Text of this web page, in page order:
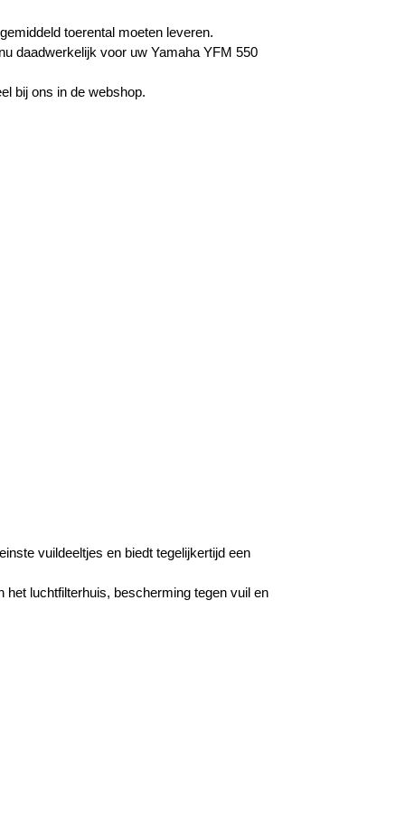
toerental moeten leveren.
daadwerkelijk voor uw Yamaha YFM 550
bij ons in de webshop.
vuildeeltjes en biedt tegelijkertijd een
luchtfilterhuis, bescherming tegen vuil en